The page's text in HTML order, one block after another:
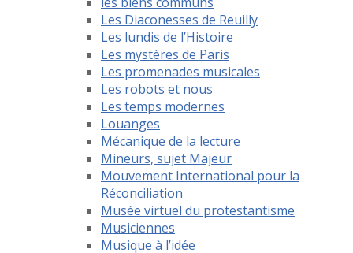
Les Diaconesses de Reuilly
Les lundis de l’Histoire
Les mystères de Paris
Les promenades musicales
Les robots et nous
Les temps modernes
Louanges
Mécanique de la lecture
Mineurs, sujet Majeur
Mouvement International pour la
Réconciliation
Musée virtuel du protestantisme
Musiciennes
Musique à l’idée